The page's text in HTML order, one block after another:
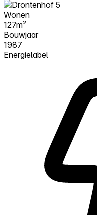
Wonen
127m²
Bouwjaar
1987
Energielabel